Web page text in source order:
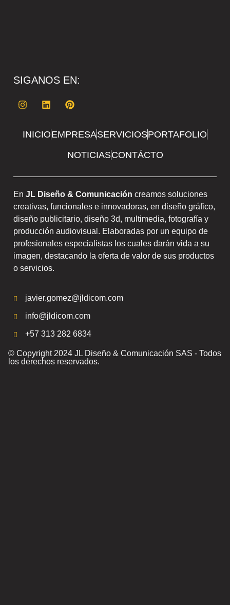
SIGANOS EN:
INICIOEMPRESASERVICIOSPORTAFOLIO
NOTICIASCONTÁCTO
En JL Diseño & Comunicación creamos soluciones
creativas, funcionales e innovadoras, en diseño gráfico,
diseño publicitario, diseño 3d, multimedia, fotografía y
producción audiovisual. Elaboradas por un equipo de
profesionales especialistas los cuales darán vida a su
imagen, destacando la oferta de valor de sus productos
o servicios.
javier.gomez@jldicom.com
info@jldicom.com
+57 313 282 6834
© Copyright 2024 JL Diseño & Comunicación SAS - Todos
los derechos reservados.